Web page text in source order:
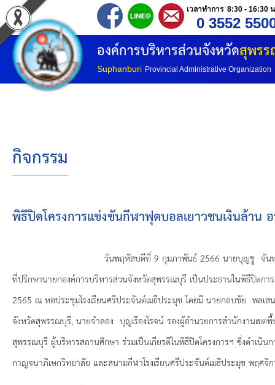
เวลาทำการ 8:30 - 16:30
0 3552
องค์การบริหารส่วนจังหวัดสุพร
Suphanburi Provincial Administrative Organization
หน้าแรก
ประวัติ อบจ
โครงสร้างองค์กร
โครงสร้างการแบ่งส่วนราชการ
ยุทธศาสตร์การพัฒนา
ประวัตินายก
รายการ อบจ.สัมพันธ์
กิจกรรม
พิธีปิดโครงการแข่งขันกีฬาฟุตบอลเยาวชนเงินล้า
วันพฤหัสบดีที่ 9 กุมภาพันธ์ 2566 นายบุญชู จันทร์สุวรรณ นา
ที่ปรึกษานายกองค์การบริหารส่วนจังหวัดสุพรรณบุรี เป็นประธานในพิธีปิด
2565 ณ หอประชุมโรงเรียนศรีประจันต์เมธีประมุข โดยมี นายกอบชัย พลเสน
จังหวัดสุพรรณบุรี, นายจำลอง บุญเรืองโรจน์ รองผู้อำนวยการสำนักงานเข
สุพรรณบุรี ผู้บริหารสถานศึกษา ร่วมเป็นเกียรติในพิธีปิดโครงการฯ ซึ่งดำเ
กาญจนาภิเษกวิทยาลัย และสนามกีฬาโรงเรียนศรีประจันต์เมธีประมุข พฤศ